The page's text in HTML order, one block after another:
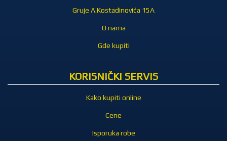
Gruje A.Kostadinovića 15A
O nama
Gde kupiti
KORISNIČKI SERVIS
Kako kupiti online
Cene
Isporuka robe